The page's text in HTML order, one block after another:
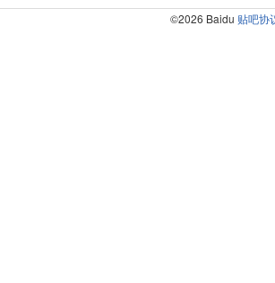
©2026 Baidu 贴吧协